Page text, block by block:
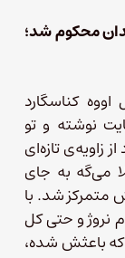
تا آدم به ۲۱ سال زندان محکوم شد؛
کناسگارد
نوشته و تو
زاویه‌ی تازه‌ای
می‌گه به جای
متمرکز شد. با
مردم نروژ و حتی کل
که باعثش شده،